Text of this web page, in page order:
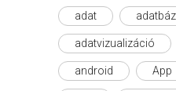
adat
adatvizualizáció
android App